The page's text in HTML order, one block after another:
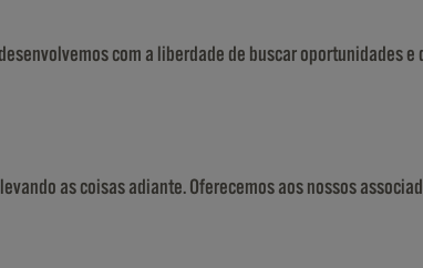
com a liberdade de buscar oportunidades
as coisas adiante. Oferecemos aos nossos